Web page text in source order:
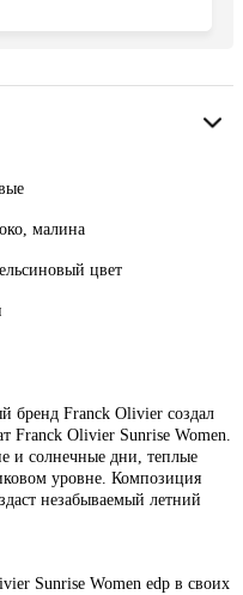
малина
цвет
бренд Franck Olivier создал
Franck Olivier Sunrise Women.
и солнечные дни, теплые
уровне. Композиция
незабываемый летний
Sunrise Women edp в своих